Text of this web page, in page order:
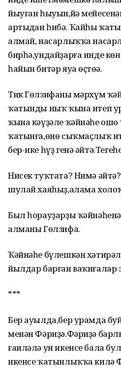
йыуған һыуын,йә
артыңдан һибә. Ҡайһы
алмай, насарлыҡҡа
бирһә,ундайҙарға инде
һайын битәр яуа өҫтөңә.
Тик Гөлзифаның мәрхүм
ҡатынды ныҡ ҡына итеп
ҡына кәүҙәле ҡәйнәһе ошо
ҡатынға,өнө сыҡмаҫлыҡ
бер-ике һүҙ генә
Нисек туҡтата? Нимә
шулай хаяһыҙ,алама
Был һорауҙарҙы
алманы Гөлзифа.
Ҡәйнәһе бүлешкән
йылдар барған ваҡиғалар
***
Бер ауылда,бер урамда
менән Фәриҙә.Фәриҙә
ғаиләлә ун икенсе бала
икенсе ҡатынлыҡҡа килә